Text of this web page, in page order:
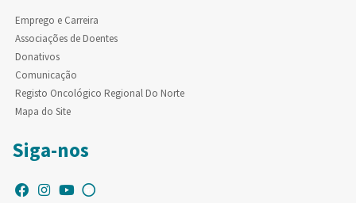
Emprego e Carreira
Associações de Doentes
Donativos
Comunicação
Registo Oncológico Regional Do Norte
Mapa do Site
Siga-nos